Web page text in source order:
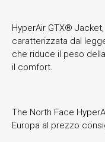
HyperAir GTX®
caratterizzata dal
che riduce il peso
il comfort.
The North Face
Europa al prezzo